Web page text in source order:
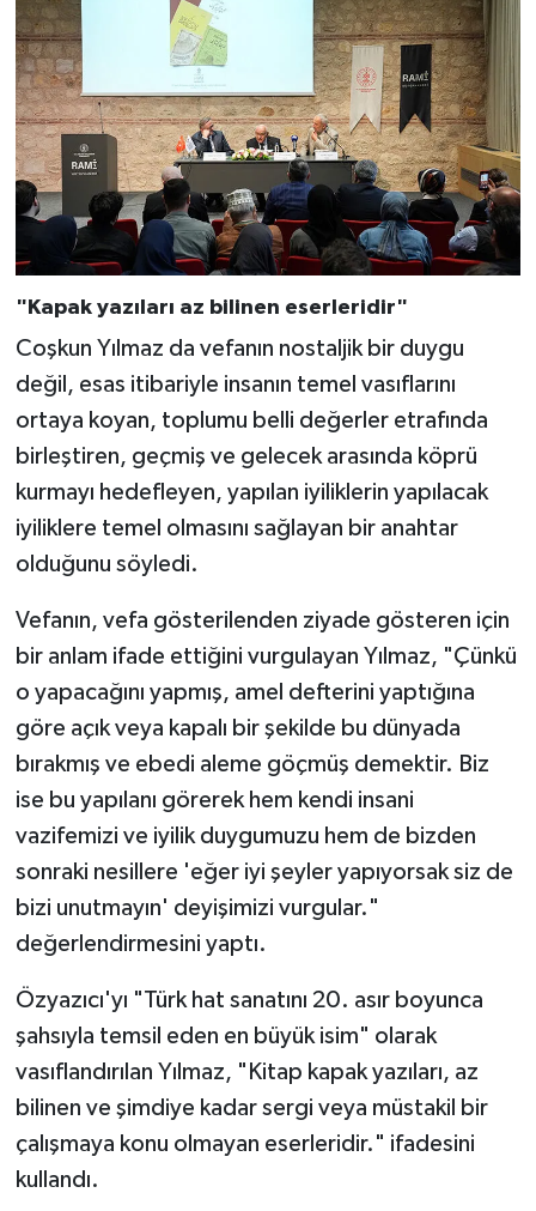
"Kapak yazıları az bilinen eserleridir"
Coşkun Yılmaz da vefanın nostaljik bir duygu
değil, esas itibariyle insanın temel vasıflarını
ortaya koyan, toplumu belli değerler etrafında
birleştiren, geçmiş ve gelecek arasında köprü
kurmayı hedefleyen, yapılan iyiliklerin yapılacak
iyiliklere temel olmasını sağlayan bir anahtar
olduğunu söyledi.
Vefanın, vefa gösterilenden ziyade gösteren için
bir anlam ifade ettiğini vurgulayan Yılmaz, "Çünkü
o yapacağını yapmış, amel defterini yaptığına
göre açık veya kapalı bir şekilde bu dünyada
bırakmış ve ebedi aleme göçmüş demektir. Biz
ise bu yapılanı görerek hem kendi insani
vazifemizi ve iyilik duygumuzu hem de bizden
sonraki nesillere 'eğer iyi şeyler yapıyorsak siz de
bizi unutmayın' deyişimizi vurgular."
değerlendirmesini yaptı.
Özyazıcı'yı "Türk hat sanatını 20. asır boyunca
şahsıyla temsil eden en büyük isim" olarak
vasıflandırılan Yılmaz, "Kitap kapak yazıları, az
bilinen ve şimdiye kadar sergi veya müstakil bir
çalışmaya konu olmayan eserleridir." ifadesini
kullandı.
Kahramanmaraş Müftülüğü
Karabük Müftülüğü
Karaman Müftülüğü
Kars Müftülüğü
Kayseri Müftülüğü
Kilis Müftülüğü
Kırklareli Müftülüğü
Kocaeli Müftülüğü
Konya Müftülüğü
Malatya Müftülüğü
Manisa Müftülüğü
Mersin Müftülüğü
Muğla Müftülüğü
Muş Müftülüğü